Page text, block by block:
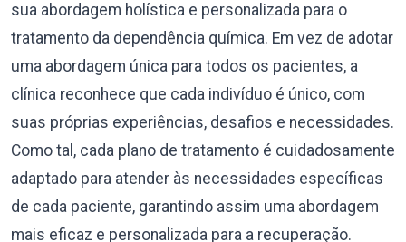
sua abordagem holística e personalizada para o
tratamento da dependência química. Em vez de adotar
uma abordagem única para todos os pacientes, a
clínica reconhece que cada indivíduo é único, com
suas próprias experiências, desafios e necessidades.
Como tal, cada plano de tratamento é cuidadosamente
adaptado para atender às necessidades específicas
de cada paciente, garantindo assim uma abordagem
mais eficaz e personalizada para a recuperação.